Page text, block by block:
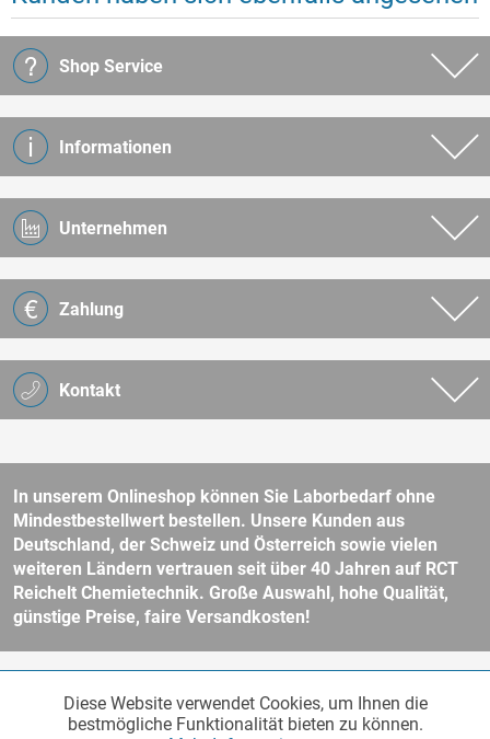
Kontakt
Shop Service
Informationen
Unternehmen
Zahlung
In unserem Onlineshop können Sie Laborbedarf ohne
Mindestbestellwert bestellen. Unsere Kunden aus
Deutschland, der Schweiz und Österreich sowie vielen
weiteren Ländern vertrauen seit über 40 Jahren auf RCT
Reichelt Chemietechnik. Große Auswahl, hohe Qualität,
günstige Preise, faire Versandkosten!
und ggf. Nachnahmegebühren, wenn nicht anders beschrieben.
Unser Webshop richtet sich an Unternehmer, öffentliche Institute und
Funktionale Aktiv
Diese Website verwendet Cookies, um Ihnen die
bestmögliche Funktionalität bieten zu können.